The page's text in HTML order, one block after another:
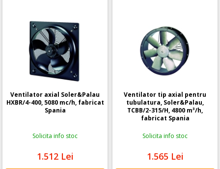
Ventilator axial Soler&Palau
HXBR/4-400, 5080 mc/h, fabricat
Spania
Solicita info stoc
1.512 Lei
Ventilator tip axial pentru
tubulatura, Soler&Palau,
TCBB/2-315/H, 4800 m³/h,
fabricat Spania
Solicita info stoc
1.565 Lei